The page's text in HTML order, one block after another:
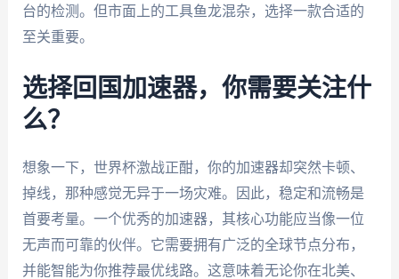
台的检测。但市面上的工具鱼龙混杂，选择一款合适的
至关重要。
选择回国加速器，你需要关注什
么？
想象一下，世界杯激战正酣，你的加速器却突然卡顿、
掉线，那种感觉无异于一场灾难。因此，稳定和流畅是
首要考量。一个优秀的加速器，其核心功能应当像一位
无声而可靠的伙伴。它需要拥有广泛的全球节点分布，
并能智能为你推荐最优线路。这意味着无论你在北美、